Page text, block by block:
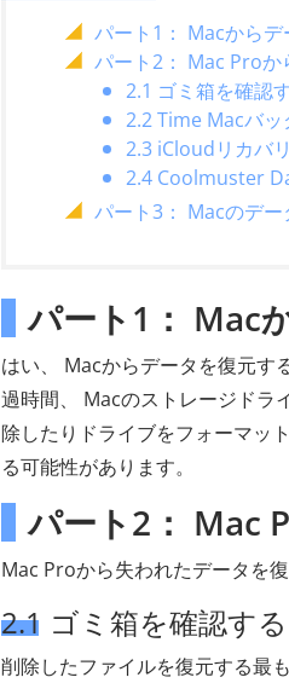
パート1： Macから
パート2： Mac Pro
2.1 ゴミ箱を確認
2.2 Time Macバ
2.3 iCloudリカバ
2.4 Coolmuster
パート3： Macのデ
パート1： Mac
はい、 Macからデータを復元す
過時間、 Macのストレージドラ
除したりドライブをフォーマッ
る可能性があります。
パート2： Mac
Mac Proから失われたデータを
2.1 ゴミ箱を確認する
削除したファイルを復元する最